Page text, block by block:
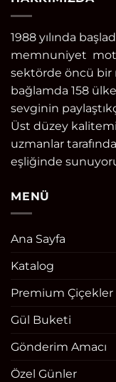
1988 yılında
memnuniyet
sektörde öncü bir
bağlamda 158
sevginin
Üst düzey
uzmanlar
eşliğinde
MENÜ
Ana Sayfa
Katalog
Premium Çiçekler
Gül Buketi
Gönderim Amacı
Özel Günler